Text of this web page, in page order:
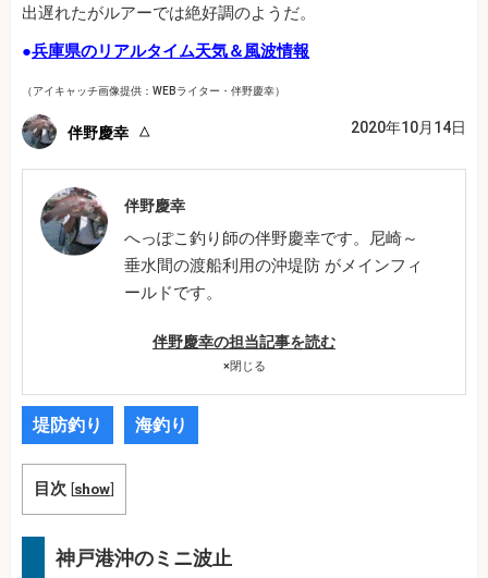
出遅れたがルアーでは絶好調のようだ。
●兵庫県のリアルタイム天気＆風波情報
（アイキャッチ画像提供：WEBライター・伴野慶幸）
伴野慶幸 2020年10月14日
伴野慶幸
へっぽこ釣り師の伴野慶幸です。尼崎～
垂水間の渡船利用の沖堤防 がメインフィ
ールドです。
伴野慶幸の担当記事を読む
×閉じる
堤防釣り 海釣り
目次 [show]
神戸港沖のミニ波止